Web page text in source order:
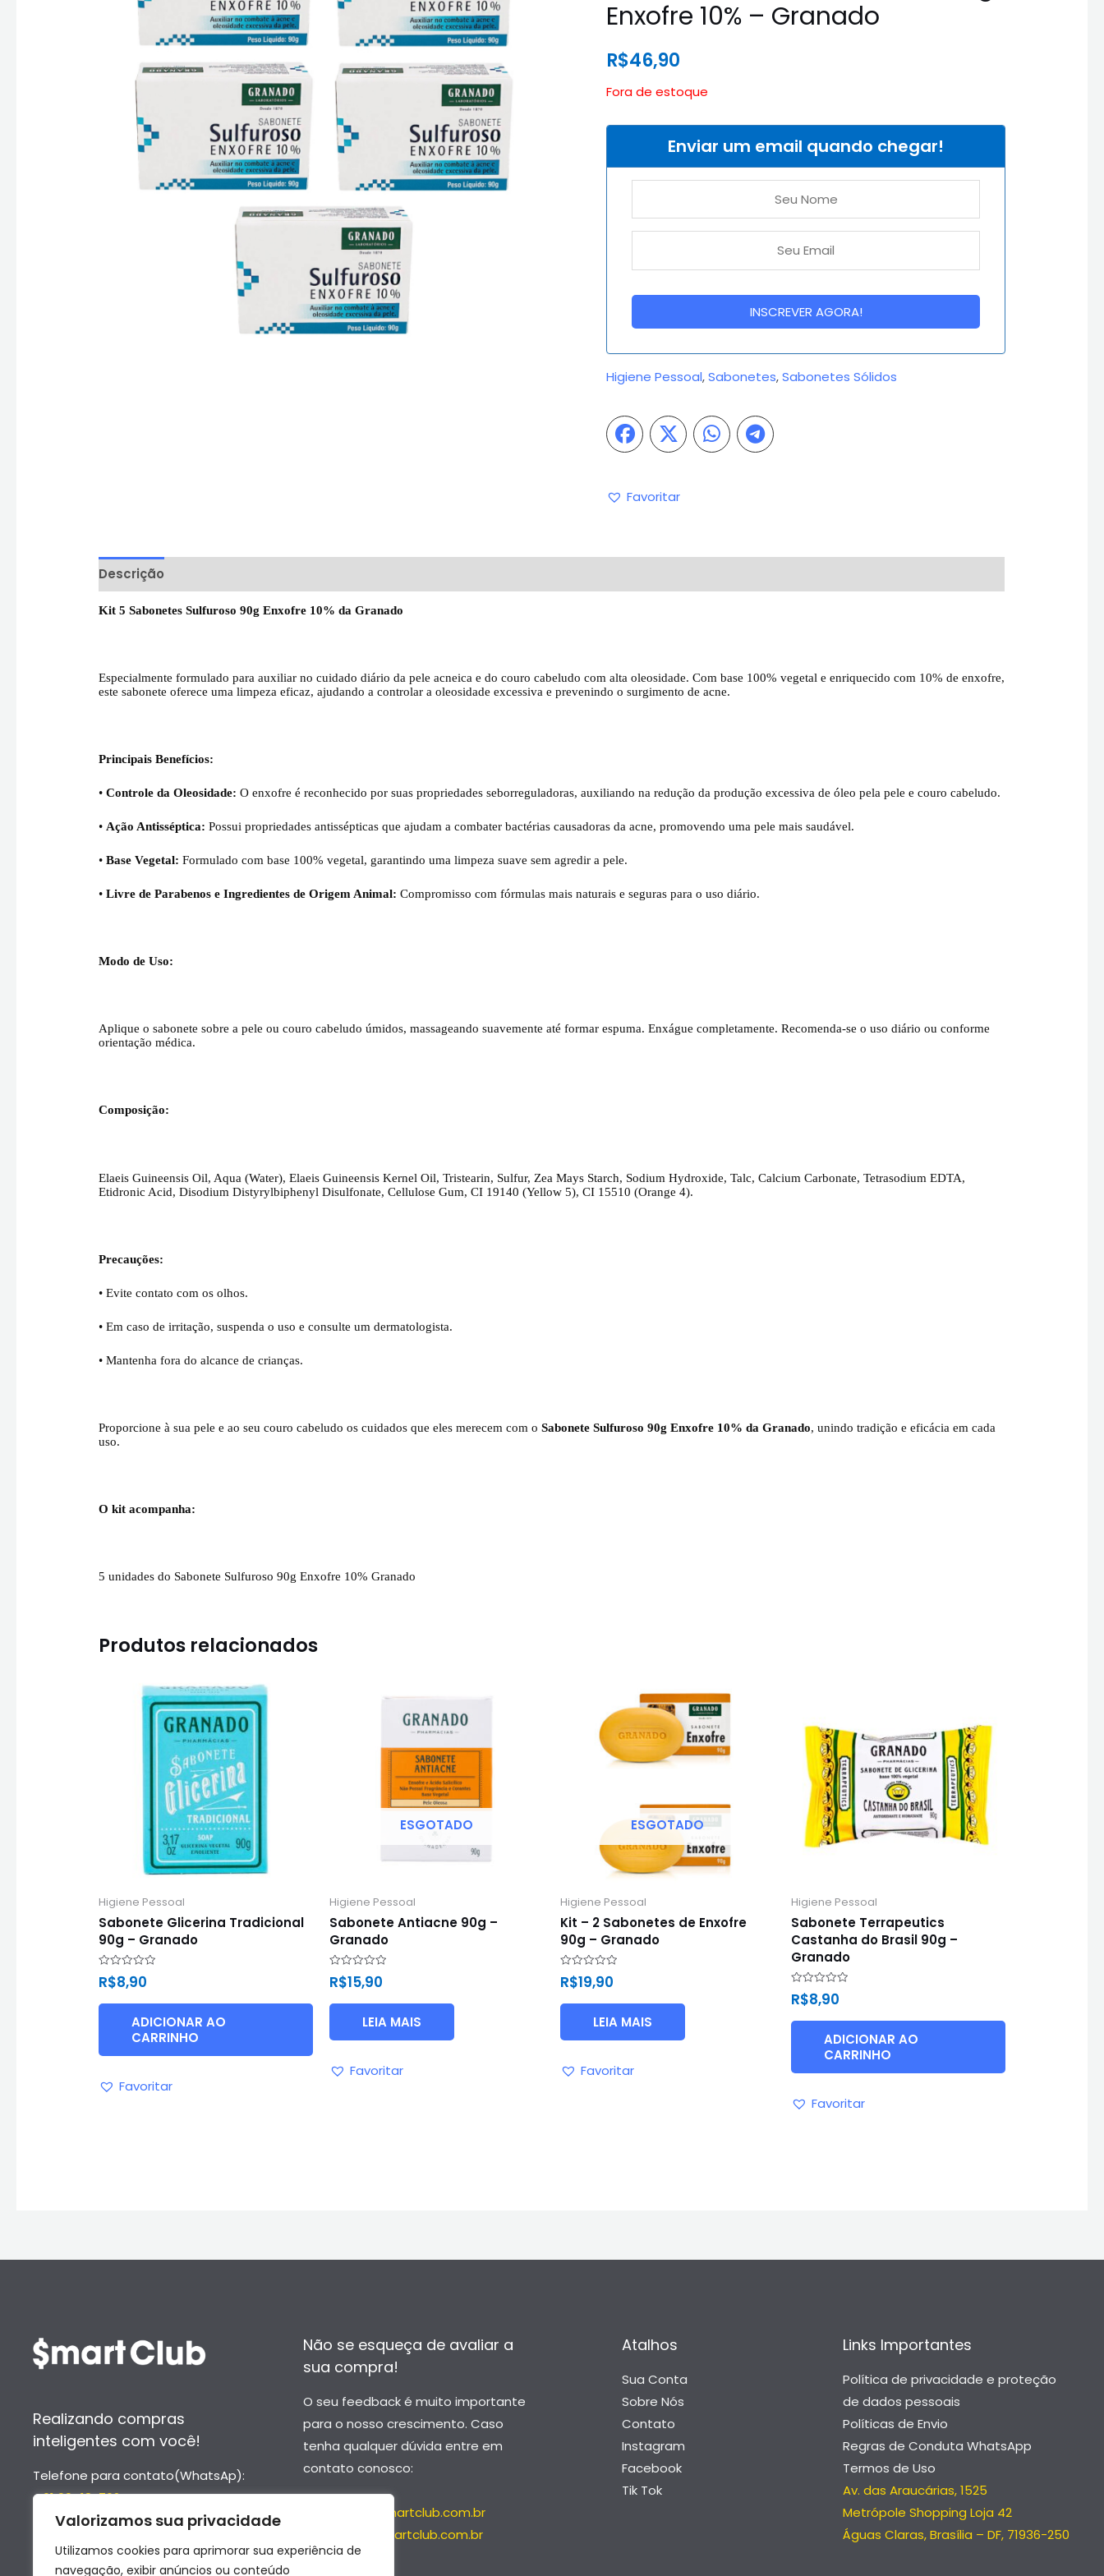
Valorizamos sua privacidade
Utilizamos cookies para aprimorar sua experiência de
navegação, exibir anúncios ou conteúdo
Enxofre 10% – Granado
R$46,90
Fora de estoque
Enviar um email quando chegar!
Higiene Pessoal,Sabonetes,Sabonetes Sólidos
Favoritar
Descrição
Kit 5 Sabonetes Sulfuroso 90g Enxofre 10% da Granado
Especialmente formulado para auxiliar no cuidado diário da pele acneica e do couro cabeludo com alta oleosidade. Com base 100% vegetal e enriquecido com 10% de enxofre,
este sabonete oferece uma limpeza eficaz, ajudando a controlar a oleosidade excessiva e prevenindo o surgimento de acne.
Principais Benefícios:
• Controle da Oleosidade: O enxofre é reconhecido por suas propriedades seborreguladoras, auxiliando na redução da produção excessiva de óleo pela pele e couro cabeludo.
• Ação Antisséptica: Possui propriedades antissépticas que ajudam a combater bactérias causadoras da acne, promovendo uma pele mais saudável.
• Base Vegetal: Formulado com base 100% vegetal, garantindo uma limpeza suave sem agredir a pele.
• Livre de Parabenos e Ingredientes de Origem Animal: Compromisso com fórmulas mais naturais e seguras para o uso diário.
Modo de Uso:
Aplique o sabonete sobre a pele ou couro cabeludo úmidos, massageando suavemente até formar espuma. Enxágue completamente. Recomenda-se o uso diário ou conforme
orientação médica.
Composição:
Elaeis Guineensis Oil, Aqua (Water), Elaeis Guineensis Kernel Oil, Tristearin, Sulfur, Zea Mays Starch, Sodium Hydroxide, Talc, Calcium Carbonate, Tetrasodium EDTA,
Etidronic Acid, Disodium Distyrylbiphenyl Disulfonate, Cellulose Gum, CI 19140 (Yellow 5), CI 15510 (Orange 4).
Precauções:
• Evite contato com os olhos.
• Em caso de irritação, suspenda o uso e consulte um dermatologista.
• Mantenha fora do alcance de crianças.
Proporcione à sua pele e ao seu couro cabeludo os cuidados que eles merecem com oSabonete Sulfuroso 90g Enxofre 10% da Granado, unindo tradição e eficácia em cada
uso.
O kit acompanha:
5 unidades do Sabonete Sulfuroso 90g Enxofre 10% Granado
Produtos relacionados
Higiene Pessoal
Sabonete Glicerina Tradicional
90g – Granado
Avaliação
0
5
R$8,90
ADICIONAR AO
CARRINHO
Favoritar
ESGOTADO
Higiene Pessoal
Sabonete Antiacne 90g –
Granado
Avaliação
0
5
R$15,90
LEIA MAIS
Favoritar
ESGOTADO
Higiene Pessoal
Kit – 2 Sabonetes de Enxofre
90g – Granado
Avaliação
0
5
R$19,90
LEIA MAIS
Favoritar
Higiene Pessoal
Sabonete Terrapeutics
Castanha do Brasil 90g –
Granado
Avaliação
0
5
R$8,90
ADICIONAR AO
CARRINHO
Favoritar
Realizando compras
inteligentes com você!
Telefone para contato(WhatsAp):
- 61 99418-7624
- 61 99652-6976
Não se esqueça de avaliar a
sua compra!
O seu feedback é muito importante
para o nosso crescimento. Caso
tenha qualquer dúvida entre em
contato conosco:
contato@smartclub.com.br
suporte@smartclub.com.br
Atalhos
Sua Conta
Sobre Nós
Contato
Instagram
Facebook
Tik Tok
Links Importantes
Política de privacidade e proteção
de dados pessoais
Políticas de Envio
Regras de Conduta WhatsApp
Termos de Uso
Av. das Araucárias, 1525
Metrópole Shopping Loja 42
Águas Claras, Brasília – DF, 71936-250